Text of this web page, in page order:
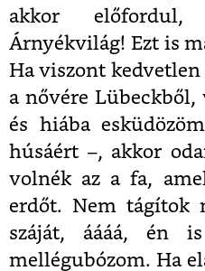
akkor
Árnyékvilág! Ezt is
Ha viszont
a nővére
és hiába
húsáért –, akkor
volnék az a fa,
erdőt. Nem tágítok
száját, áááá, én
mellégubózom. Ha